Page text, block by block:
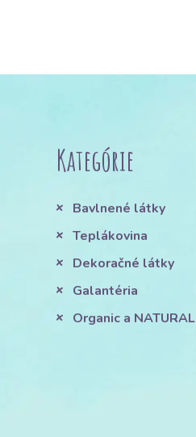
Kategórie
Bavlnené látky
Teplákovina
Dekoračné látky
Galantéria
Organic a NATURAL